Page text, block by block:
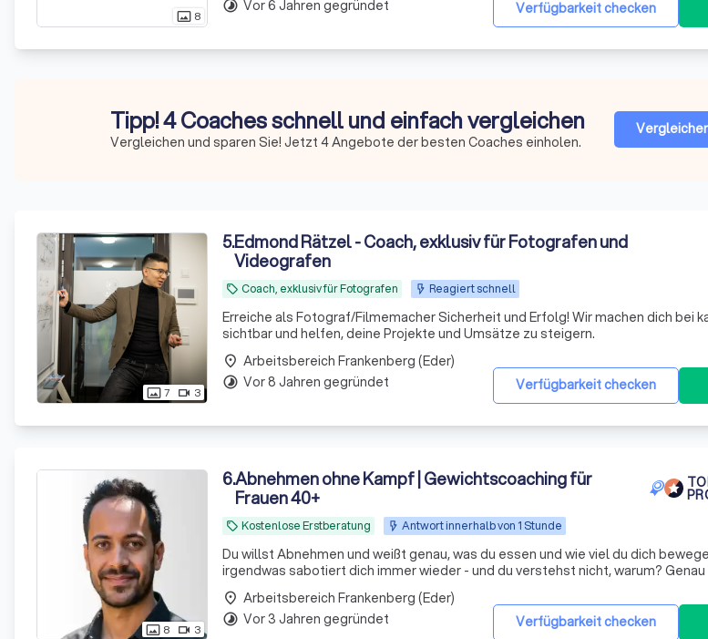
photo_size_select_actual 8
Verfügbarkeit checken
timelapse Vor 6 Jahren gegründet
Tipp! 4 Coaches schnell und einfach vergleichen
Vergleichen und sparen Sie! Jetzt 4 Angebote der besten Coaches einholen.
photo_size_select_actual7 videocam 3
5.Edmond Rätzel - Coach, exklusiv für Fotografen und
Videografen
local_offer Coach, exklusiv für Fotografen Reagiert schnell
Erreiche als Fotograf/Filmemacher Sicherheit und Erfolg! Wir machen dich bei
sichtbar und helfen, deine Projekte und Umsätze zu steigern.
Verfügbarkeit checken
place Arbeitsbereich Frankenberg (Eder)
timelapse Vor 8 Jahren gegründet
photo_size_select_actual 8 videocam 3
6.Abnehmen ohne Kampf | Gewichtscoaching für
Frauen 40+
local_offer Kostenlose Erstberatung Antwort innerhalb von 1 Stunde
Du willst Abnehmen und weißt genau, was du essen und wie viel du dich
irgendwas sabotiert dich immer wieder - und du verstehst nicht, warum? Genau da setze ich an. Ich
arbeite mit Frauen 40+, die spüren: Der Kampf gegen den eigenen Körper macht
Disziplin i
Verfügbarkeit checken
place Arbeitsbereich Frankenberg (Eder)
timelapse Vor 3 Jahren gegründet